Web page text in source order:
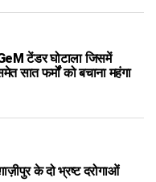
टेंडर घोटाला जिसमें
सात फर्मों को बचाना महंगा
के दो भ्रष्ट दरोगाओं